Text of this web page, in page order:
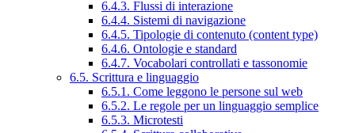
6.4.3. Flussi di interazione
6.4.4. Sistemi di navigazione
6.4.5. Tipologie di contenuto (content type)
6.4.6. Ontologie e standard
6.4.7. Vocabolari controllati e tassonomie
6.5. Scrittura e linguaggio
6.5.1. Come leggono le persone sul web
6.5.2. Le regole per un linguaggio semplice
6.5.3. Microtesti